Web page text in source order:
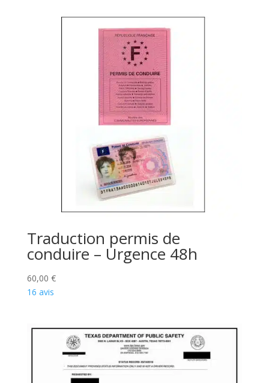
Traduction permis de
conduire – Urgence 48h
60,00 €
16 avis